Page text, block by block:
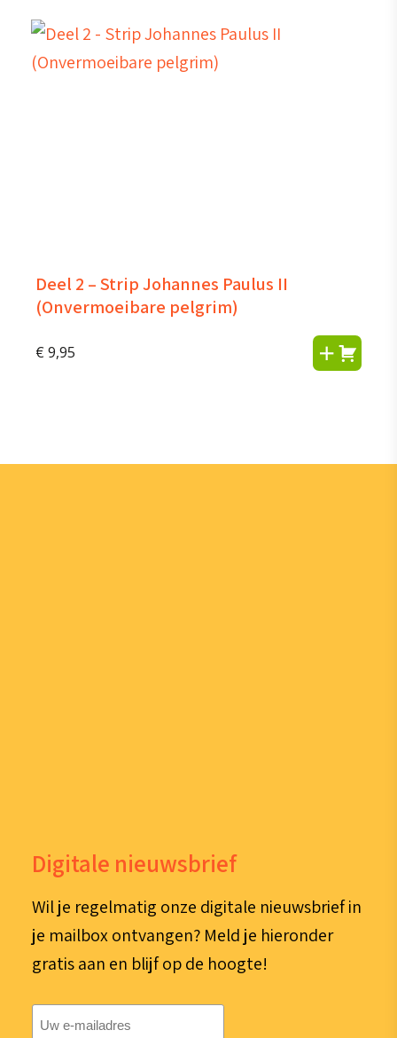
Deel 2 – Strip Johannes Paulus II
(Onvermoeibare pelgrim)
€ 9,95
Digitale nieuwsbrief
Wil je regelmatig onze digitale nieuwsbrief in
je mailbox ontvangen? Meld je hieronder
gratis aan en blijf op de hoogte!